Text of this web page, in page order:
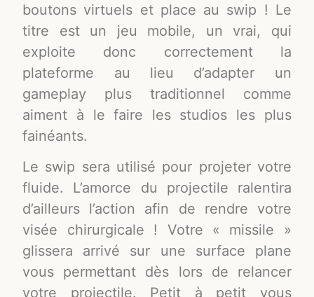
boutons virtuels et place au swip ! Le
titre est un jeu mobile, un vrai, qui
exploite donc correctement la
plateforme au lieu d’adapter un
gameplay plus traditionnel comme
aiment à le faire les studios les plus
fainéants.
Le swip sera utilisé pour projeter votre
fluide. L’amorce du projectile ralentira
d’ailleurs l’action afin de rendre votre
visée chirurgicale ! Votre « missile »
glissera arrivé sur une surface plane
vous permettant dès lors de relancer
votre projectile. Petit à petit vous